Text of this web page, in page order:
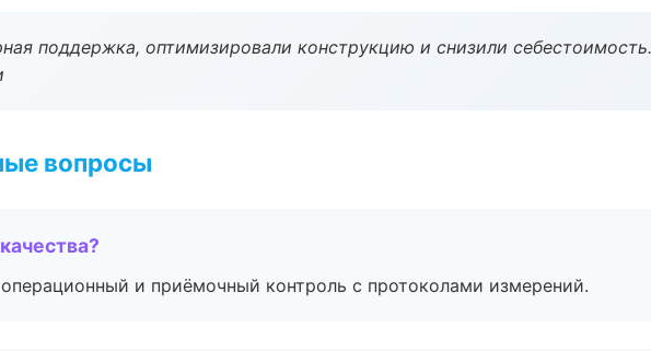
поддержка, оптимизировали конструкцию и снизили себестоимость.
вопросы
и приёмочный контроль с протоколами измерений.